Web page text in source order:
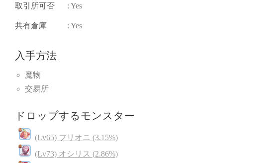
取引所可否 : Yes
共有倉庫 : Yes
入手方法
魔物
交易所
ドロップするモンスター
(Lv65) フリオニ (3.15%)
(Lv73) オシリス (2.86%)